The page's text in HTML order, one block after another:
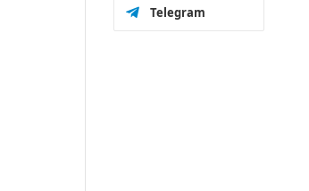
Telegram